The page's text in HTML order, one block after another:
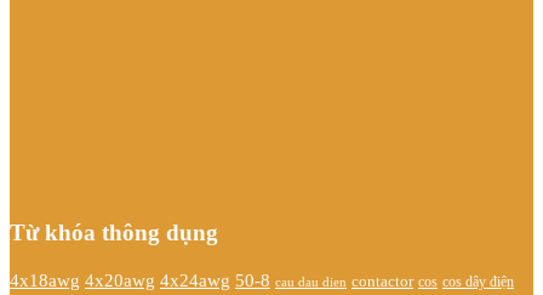
Từ khóa thông dụng
4x18awg 4x20awg 4x24awg 50-8 cau dau dien contactor cos cos dây điện